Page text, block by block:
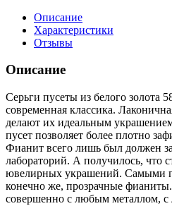
Описание
Характеристики
Отзывы
Описание
Серьги пусеты из белого золота
современная классика.
делают их идеальным
пусет позволяет более плотно
Фианит всего лишь был должен
лабораторий. А получилось, что
ювелирных украшений. Самыми
конечно же, прозрачные
совершенно с любым металлом,